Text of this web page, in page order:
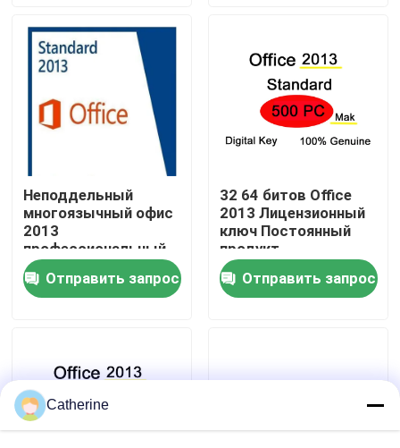
Видеозаписи
О нас
Контроль качества
Свяжитесь с нами
Новости
Office 2024 Key Купить
Неподдельный
многоязычный офис
2013
профессиональный
плюс ПК ключа 50
продукта
Отправить запрос
32 64 битов Office
2013 Лицензионный
ключ Постоянный
продукт
Отправить запрос
Catherine